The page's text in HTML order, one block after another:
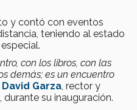
y contó con eventos
teniendo al estado
con los libros, con las
demás; es un encuentro
David Garza, rector y
su inauguración.